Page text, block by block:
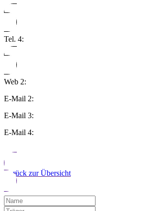
Tel. 4:
Web 2:
E-Mail 2:
E-Mail 3:
E-Mail 4:
Zurück zur Übersicht